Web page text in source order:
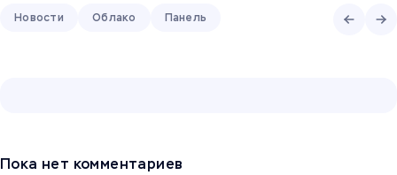
Новости Облако Панель
Пока нет комментариев